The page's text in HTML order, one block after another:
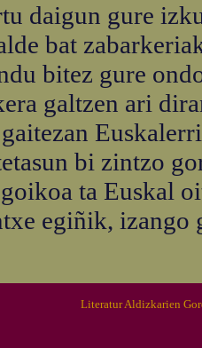
daigun gure
bat
bitez gure
galtzen ari
bi zintzo
ta Euskal
egiñik, izango
Literatur Aldizkarien